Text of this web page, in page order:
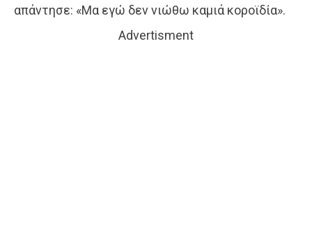
απάντησε: «Μα εγώ δεν νιώθω καμιά κοροϊδία».
Advertisment